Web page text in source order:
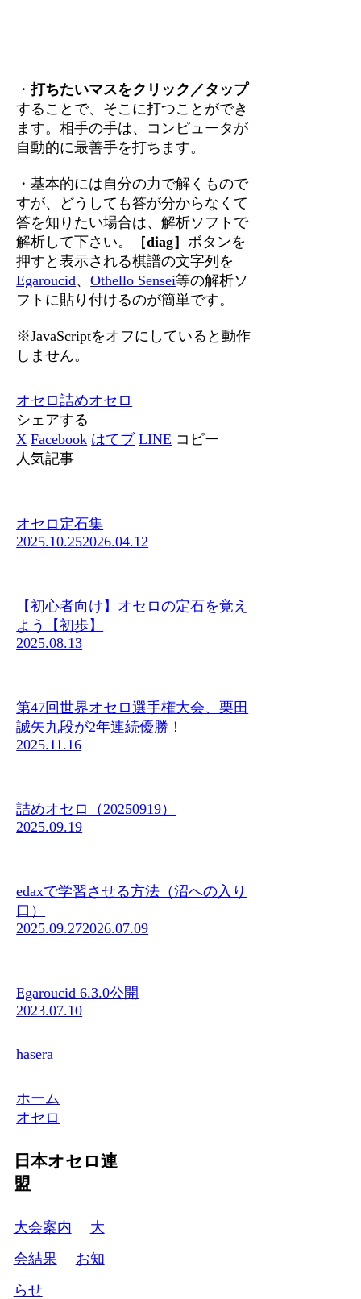
・打ちたいマスをクリック／タップ
することで、そこに打つことができ
ます。相手の手は、コンピュータが
自動的に最善手を打ちます。
・基本的には自分の力で解くもので
すが、どうしても答が分からなくて
答を知りたい場合は、解析ソフトで
解析して下さい。
［diag］ ボタンを
押すと表示される棋譜の文字列を
Egaroucid、Othello Sensei等の解析ソ
フトに貼り付けるのが簡単です。
※JavaScriptをオフにしていると動作
しません。
オセロ詰めオセロ
シェアする
X Facebook はてブ LINE コピー
人気記事
オセロ定石集
2025.10.252026.04.12
【初心者向け】オセロの定石を覚え
よう【初歩】
2025.08.13
第47回世界オセロ選手権大会、栗田
誠矢九段が2年連続優勝！
2025.11.16
詰めオセロ（20250919）
2025.09.19
edaxで学習させる方法（沼への入り
口）
2025.09.272026.07.09
Egaroucid 6.3.0公開
2023.07.10
hasera
ホーム
オセロ
日本オセロ連
盟
大会案内
大
会結果
お知
らせ